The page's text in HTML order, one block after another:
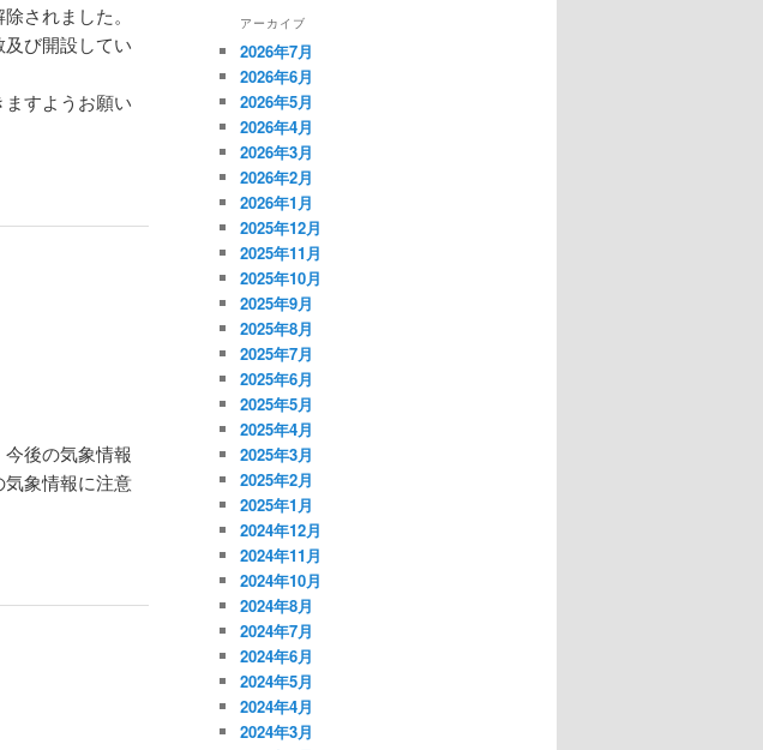
されました。
び開設してい
すようお願い
後の気象情報
象情報に注意
アーカイブ
2026年7月
2026年6月
2026年5月
2026年4月
2026年3月
2026年2月
2026年1月
2025年12月
2025年11月
2025年10月
2025年9月
2025年8月
2025年7月
2025年6月
2025年5月
2025年4月
2025年3月
2025年2月
2025年1月
2024年12月
2024年11月
2024年10月
2024年8月
2024年7月
2024年6月
2024年5月
2024年4月
2024年3月